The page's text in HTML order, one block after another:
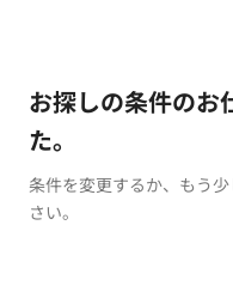
お探しの条件のお
た。
条件を変更するか、もう
さい。